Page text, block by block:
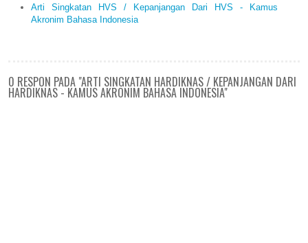
Arti Singkatan HVS / Kepanjangan Dari HVS - Kamus
Akronim Bahasa Indonesia
0 RESPON PADA "ARTI SINGKATAN HARDIKNAS / KEPANJANGAN DARI
HARDIKNAS - KAMUS AKRONIM BAHASA INDONESIA"